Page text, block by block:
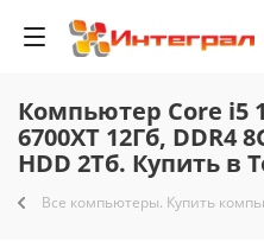
Компьютер Core i5
6700XT 12Гб, DDR4
HDD 2Тб. Купить в
Все компьютеры. Купить